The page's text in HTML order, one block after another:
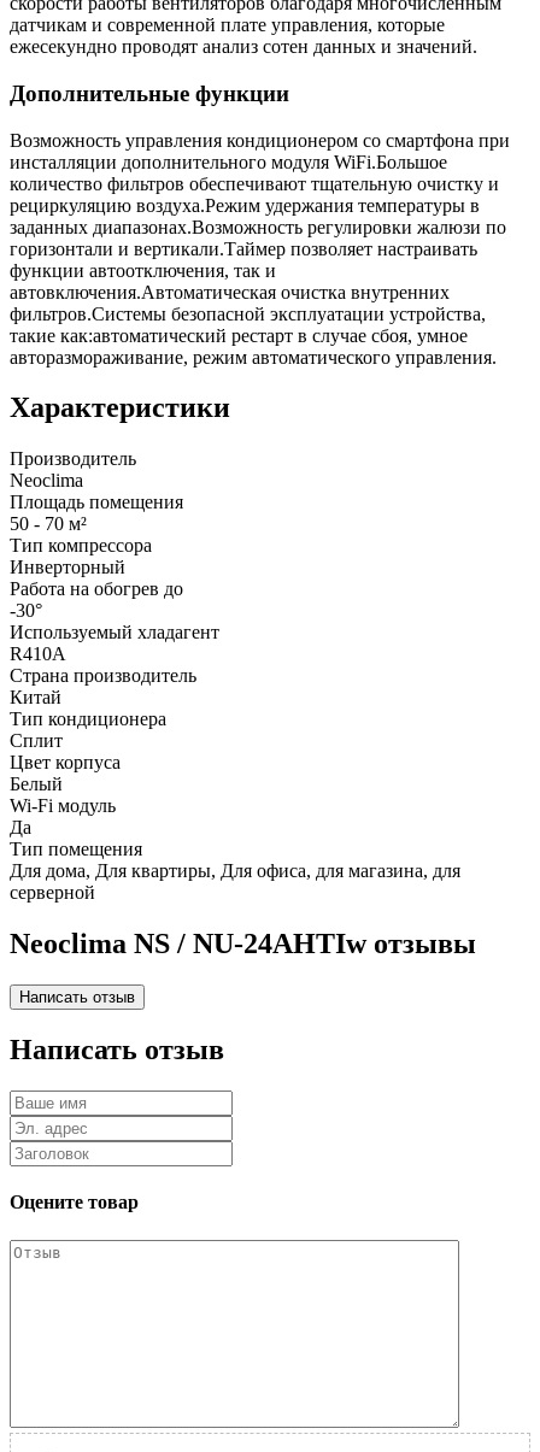
датчикам и современной плате управления, которые
ежесекундно проводят анализ сотен данных и значений.
Дополнительные функции
Возможность управления кондиционером со смартфона при
инсталляции дополнительного модуля WiFi.Большое
количество фильтров обеспечивают тщательную очистку и
рециркуляцию воздуха.Режим удержания температуры в
заданных диапазонах.Возможность регулировки жалюзи по
горизонтали и вертикали.Таймер позволяет настраивать
функции автоотключения, так и
автовключения.Автоматическая очистка внутренних
фильтров.Системы безопасной эксплуатации устройства,
такие как:автоматический рестарт в случае сбоя, умное
авторазмораживание, режим автоматического управления.
Характеристики
Производитель
Neoclima
Площадь помещения
50 - 70 м²
Тип компрессора
Инверторный
Работа на обогрев до
-30°
Используемый хладагент
R410A
Страна производитель
Китай
Тип кондиционера
Сплит
Цвет корпуса
Белый
Wi-Fi модуль
Да
Тип помещения
Для дома, Для квартиры, Для офиса, для магазина, для
серверной
Neoclima NS / NU-24AHTIw отзывы
Написать отзыв
Оцените товар